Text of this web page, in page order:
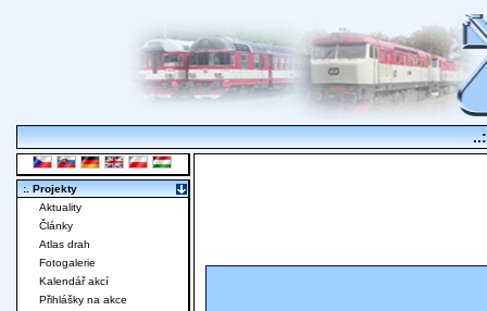
:. Projekty
Aktuality
Články
Atlas drah
Fotogalerie
Kalendář akcí
Přihlášky na akce